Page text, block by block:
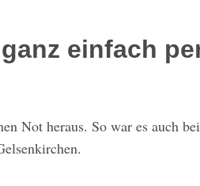
einfach
Not heraus. So war es auch